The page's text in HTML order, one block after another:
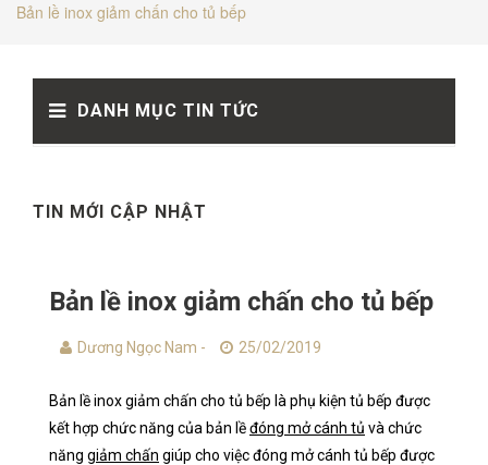
Bản lề inox giảm chấn cho tủ bếp
DANH MỤC TIN TỨC
TIN MỚI CẬP NHẬT
Bản lề inox giảm chấn cho tủ bếp
Dương Ngọc Nam - 25/02/2019
Bản lề inox giảm chấn cho tủ bếp là phụ kiện tủ bếp được
kết hợp chức năng của bản lềđóng mở cánh tủ và chức
năng giảm chấn giúp cho việc đóng mở cánh tủ bếp được